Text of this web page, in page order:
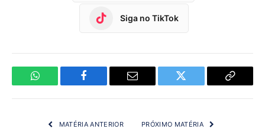
Siga no TikTok
WhatsApp Facebook Email Twitter
Copy
MATÉRIA ANTERIOR PRÓXIMO MATÉRIA